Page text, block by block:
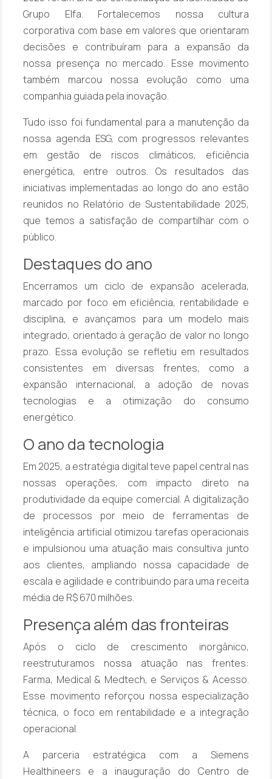
Grupo Elfa. Fortalecemos nossa cultura
corporativa com base em valores que orientaram
decisões e contribuíram para a expansão da
nossa presença no mercado. Esse movimento
também marcou nossa evolução como uma
companhia guiada pela inovação.
Tudo isso foi fundamental para a manutenção da
nossa agenda ESG, com progressos relevantes
em gestão de riscos climáticos, eficiência
energética, entre outros. Os resultados das
iniciativas implementadas ao longo do ano estão
reunidos no Relatório de Sustentabilidade 2025,
que temos a satisfação de compartilhar com o
público.
Destaques do ano
Encerramos um ciclo de expansão acelerada,
marcado por foco em eficiência, rentabilidade e
disciplina, e avançamos para um modelo mais
integrado, orientado à geração de valor no longo
prazo. Essa evolução se refletiu em resultados
consistentes em diversas frentes, como a
expansão internacional, a adoção de novas
tecnologias e a otimização do consumo
energético.
O ano da tecnologia
Em 2025, a estratégia digital teve papel central nas
nossas operações, com impacto direto na
produtividade da equipe comercial. A digitalização
de processos por meio de ferramentas de
inteligência artificial otimizou tarefas operacionais
e impulsionou uma atuação mais consultiva junto
aos clientes, ampliando nossa capacidade de
escala e agilidade e contribuindo para uma receita
média de R$ 670 milhões.
Presença além das fronteiras
Após o ciclo de crescimento inorgânico,
reestruturamos nossa atuação nas frentes:
Farma, Medical & Medtech, e Serviços & Acesso.
Esse movimento reforçou nossa especialização
técnica, o foco em rentabilidade e a integração
operacional.
A parceria estratégica com a Siemens
Healthineers e a inauguração do Centro de